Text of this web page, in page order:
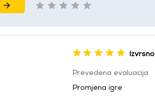
Izvrsno
Prevedena evaluacija
Promjena igre